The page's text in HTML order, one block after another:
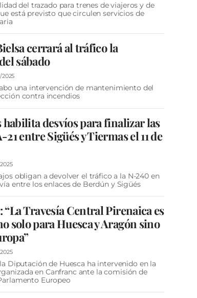
del trazado para trenes de viajeros y de
está previsto que circulen servicios de
cerrará al tráfico la
sábado
2025
una intervención de mantenimiento del
contra incendios
desvíos para finalizar las
21 entre Sigüés y Tiermas el 11 de
obligan a devolver el tráfico a la N-240 en
entre los enlaces de Berdún y Sigüés
“La Travesía Central Pirenaica es
solo para Huesca y Aragón sino
Diputación de Huesca ha intervenido en la
en Canfranc ante la comisión de
Europeo